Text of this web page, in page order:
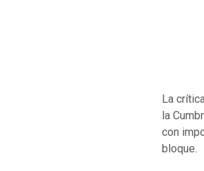
La
la
con
bloque.